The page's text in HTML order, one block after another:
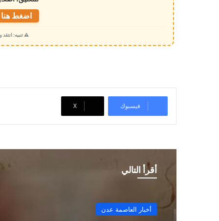
ح
اضغط هنا
⚠️ تنبيه:
فيسبوك ‫X
أقرأ التالي
أخبار العاصمة عدن